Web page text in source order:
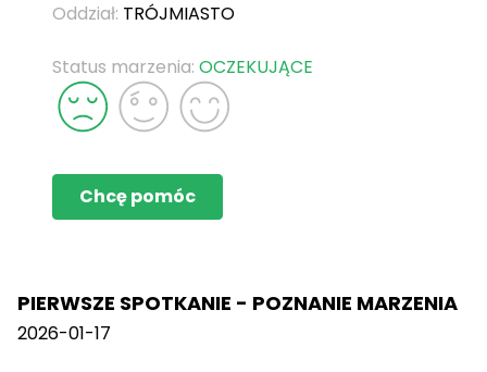
Oddział: TRÓJMIASTO
Status marzenia: OCZEKUJĄCE
Chcę pomóc
PIERWSZE SPOTKANIE - POZNANIE MARZENIA
2026-01-17